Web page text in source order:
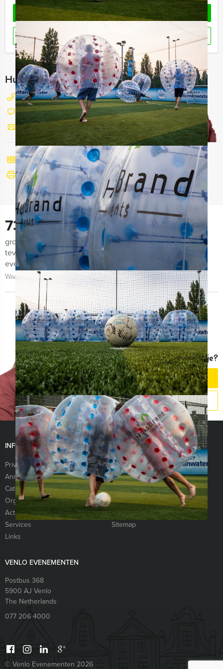
OFFERTE AANVRAGEN
RESERVEREN
Hulp nodig bij het kiezen?
077 206 4000
Chat met Maaike
Stuur ons een mailtje
Bel mij terug
Bekijk printbare versie
730
groepen lieten ons de afgelopen maanden weten zeer
tevreden te zijn met de organisatie van het uitje, het
evenement zelf én de begeleiding!
Waarom kiezen voor Venlo Evenementen?
Vragen over dit uitje?
CHAT MET MAAIKE
BEL 077 206 4000
INFORMATIE
Privacy- en cookieverklaring
Algemene voorwaarden
Annuleringsverzekering
Vraag & antwoord
Categorieën
Nieuwsbrief
Organisatie
Referenties
Activiteiten
Vacatures
Services
Sitemap
Links
VENLO EVENEMENTEN
Postbus 368
5900 AJ Venlo
The Netherlands
077 206 4000
© Venlo Evenementen 2026